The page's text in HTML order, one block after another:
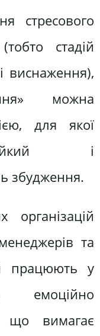
стресового
стадій
виснаження),
можна
для якої
і
збудження.
організацій
та
працюють у
емоційно
що вимагає